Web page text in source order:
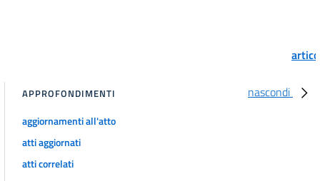
nascondi
APPROFONDIMENTI
aggiornamenti all'atto
atti aggiornati
atti correlati